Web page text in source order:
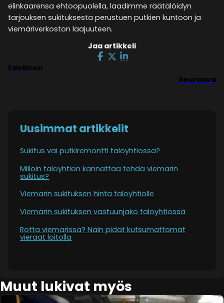
elinkaarensa ehtoopuolella, laadimme räätälöidyn
tarjouksen sukituksesta perustuen putkien kuntoon ja
viemäriverkoston laajuuteen.
Jaa artikkeli
Edellinen
Seuraava
Uusimmat artikkelit
Sukitus vai putkiremontti taloyhtiössä?
Milloin taloyhtiön kannattaa tehdä viemärin
sukitus?
Viemärin sukituksen hinta taloyhtiölle
Viemärin sukituksen vastuunjako taloyhtiössä
Rotta viemärissä? Näin pidät kutsumattomat
vieraat loitolla
Muut lukivat myös